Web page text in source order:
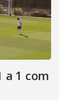
1 com